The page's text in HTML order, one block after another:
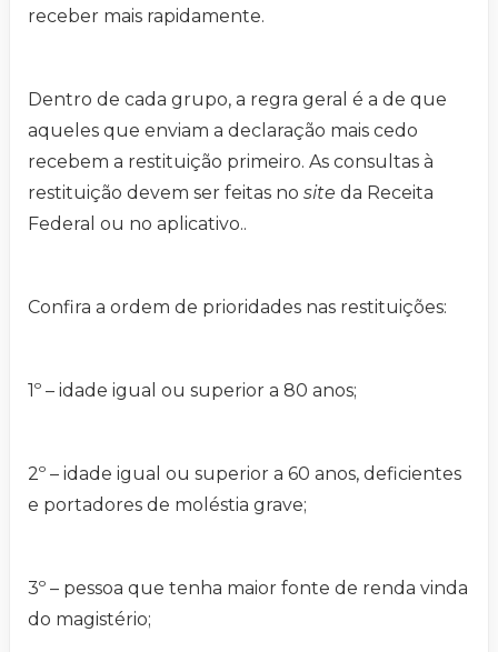
receber mais rapidamente.
Dentro de cada grupo, a regra geral é a de que
aqueles que enviam a declaração mais cedo
recebem a restituição primeiro. As consultas à
restituição devem ser feitas no site da Receita
Federal ou no aplicativo..
Confira a ordem de prioridades nas restituições:
1º – idade igual ou superior a 80 anos;
2º – idade igual ou superior a 60 anos, deficientes
e portadores de moléstia grave;
3º – pessoa que tenha maior fonte de renda vinda
do magistério;